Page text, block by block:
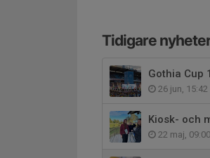
Tidigare
Gothia Cup
26 jun, 15:42
Kiosk- och
22 maj, 09:00